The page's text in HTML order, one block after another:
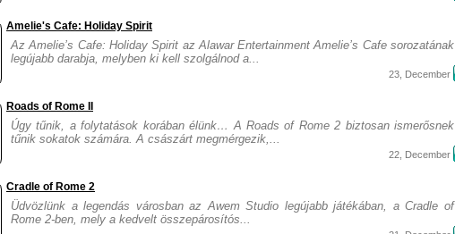
Amelie's Cafe: Holiday Spirit
Az Amelie’s Cafe: Holiday Spirit az Alawar Entertainment Amelie’s Cafe sorozatának
legújabb darabja, melyben ki kell szolgálnod a...
23, December
Roads of Rome II
Úgy tűnik, a folytatások korában élünk… A Roads of Rome 2 biztosan ismerősnek
tűnik sokatok számára. A császárt megmérgezik,...
22, December
Cradle of Rome 2
Üdvözlünk a legendás városban az Awem Studio legújabb játékában, a Cradle of
Rome 2-ben, mely a kedvelt összepárosítós...